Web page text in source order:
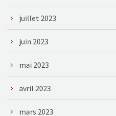
juillet 2023
juin 2023
mai 2023
avril 2023
mars 2023